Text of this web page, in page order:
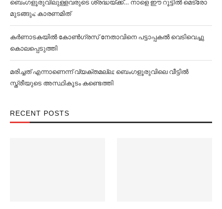
ബെംഗളൂരുവിലുള്ളവരുടെ ശ്രദ്ധയ്ക്ക്… നാളെ ഈ റൂട്ടില്‍ മെട്രോ
മുടങ്ങും; കാരണമിത്
കര്‍ണാടകയില്‍ കോണ്‍ഗ്രസ് നേതാവിനെ പട്ടാപ്പകല്‍ വെടിവെച്ചു
കൊലപ്പെടുത്തി
മരിച്ചത് എന്നാണെന്ന് വ്യക്തമല്ല; ബെംഗളൂരുവിലെ വീട്ടില്‍
സ്ത്രീയുടെ അസ്ഥികൂടം കണ്ടെത്തി
RECENT POSTS